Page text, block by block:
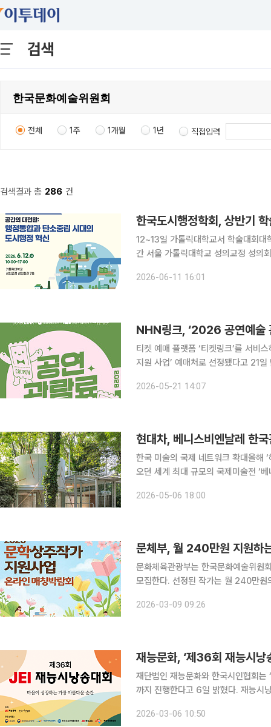
검색
전체 1주 1개월 1년 직접입력
검색결과 총 286 건
한국도시행정학회, 상반기
12~13일 가톨릭대학교서 학술대회대학원생 세션·기조강
간 서울 가톨릭대학교 성의교정 성의
인다. 이번 학술대회는 지방선거
2026-06-11 16:01
티켓 예매 플랫폼 ‘티켓링크’를 서비
지원 사업’ 예매처로 선정됐다고 21일 밝혔다. 2026 공연예술 관람료 지원 사업
으로, NHN링크는 지난해에 이어 2년
2026-05-21 14:07
현대차, 베니스비엔날레 한
한국 미술의 국제 네트워크 확대올해 ‘해방공간: 요새
오던 세계 최대 규모의 국제미술전
니스비엔날레 한국관 공식 후원을 지
2026-05-06 18:00
문체부, 월 240만원 지원하
문화체육관광부는 한국문화예술위원
모집한다. 선정된 작가는 월 240만원의 임금과
(평균 주 3회)할 수 있도록 인건비와
2026-03-09 09:26
재능문화, ‘제36회 재능시
재단법인 재능문화와 한국시인협회
까지 진행한다고 6일 밝혔다. 재능시낭송대회는 1991년 시작된 전국 규모 시낭송 행사로 36년간
2026-03-06 10:50